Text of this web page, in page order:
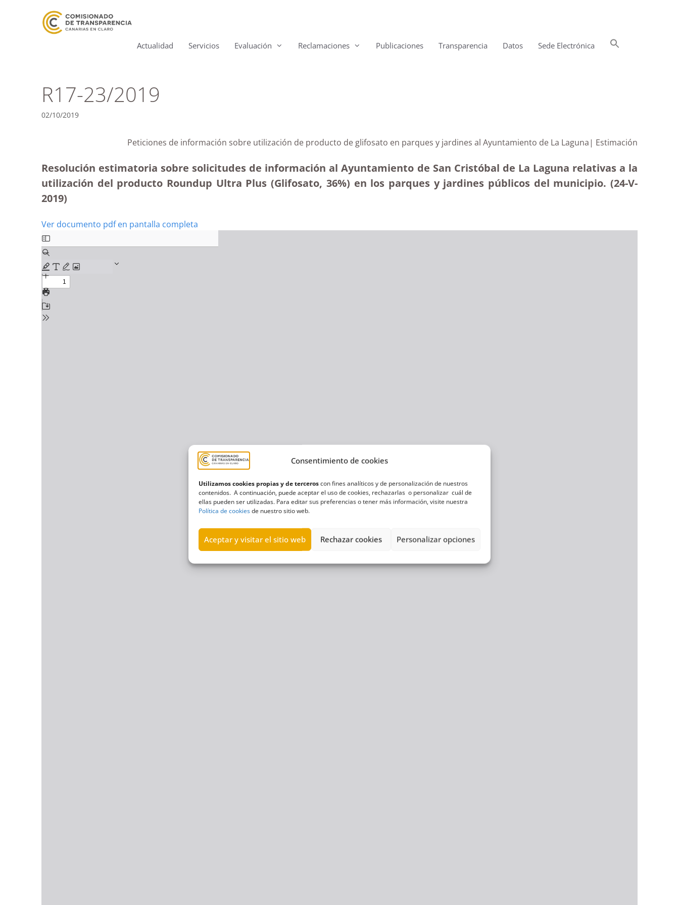
Consentimiento de cookies
Utilizamos cookies propias y de terceroscon fines analíticos y de personalización de nuestros
contenidos. A continuación, puede aceptar el uso de cookies, rechazarlas o personalizar cuál de
ellas pueden ser utilizadas. Para editar sus preferencias o tener más información, visite nuestra
Política de cookiesde nuestro sitio web.
Aceptar y visitar el sitio web Rechazar cookies Personalizar opciones
Actualidad Servicios Evaluación Reclamaciones Publicaciones Transparencia Datos Sede Electrónica
R17-23/2019
02/10/2019
Peticiones de información sobre utilización de producto de glifosato en parques y jardines al Ayuntamiento de La Laguna| Estimación
Resolución estimatoria sobre solicitudes de información al Ayuntamiento de San Cristóbal de La Laguna relativas a la
utilización del producto Roundup Ultra Plus (Glifosato, 36%) en los parques y jardines públicos del municipio. (24-V-
2019)
Ver documento pdf en pantalla completa